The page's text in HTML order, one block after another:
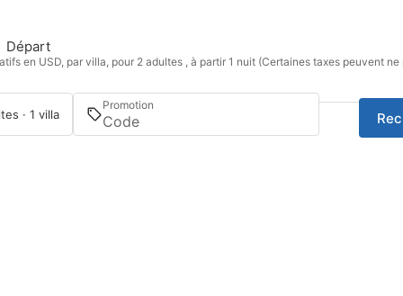
Départ
en USD, par villa, pour 2 adultes , à partir 1 nuit (Certaines taxes peuvent ne
· 1 villa
Promotion